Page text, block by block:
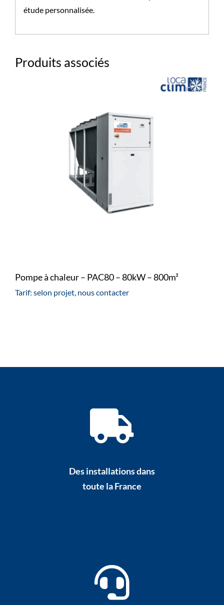
étude personnalisée.
Produits associés
Pompe à chaleur – PAC80 – 80kW – 800m²
Tarif: selon projet, nous contacter
Des installations dans
toute la France